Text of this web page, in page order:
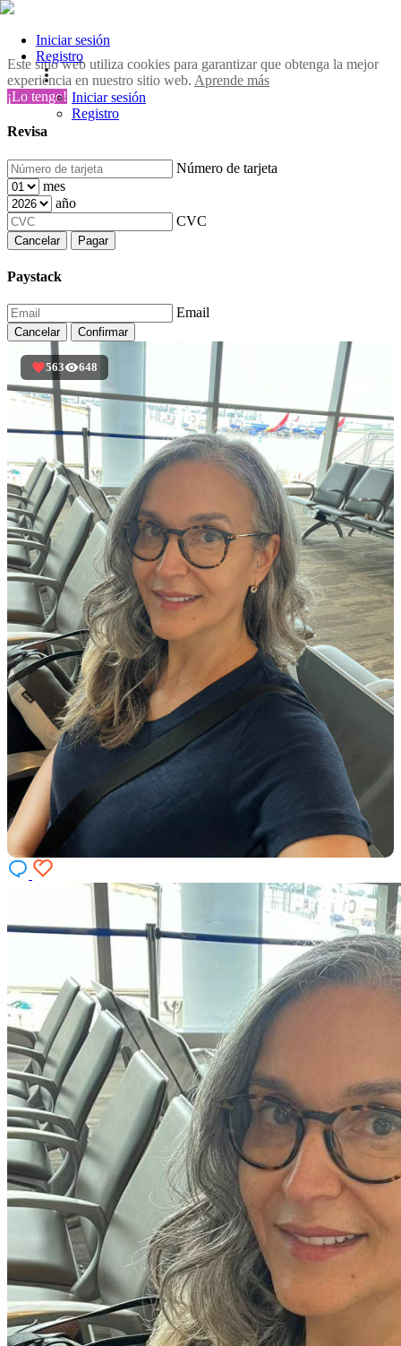
Este sitio web utiliza cookies para garantizar que obtenga la mejor
experiencia en nuestro sitio web. Aprende más
¡Lo tengo!
Revisa
Número de tarjeta
mes
año
CVC
Cancelar Pagar
Paystack
Email
Cancelar Confirmar
Iniciar sesión
Registro
Iniciar sesión
Registro
563 648